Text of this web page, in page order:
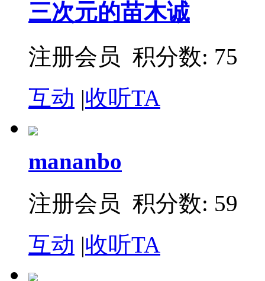
三次元的苗木诚
注册会员 积分数: 75
互动 |收听TA
mananbo
注册会员 积分数: 59
互动 |收听TA